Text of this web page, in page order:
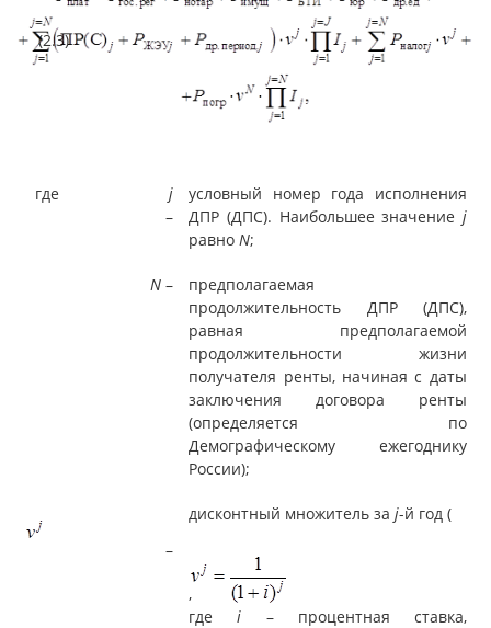
(2.3)
где j
–
условный номер года исполнения
ДПР (ДПС). Наибольшее значение j
равноN;
N–
предполагаемая
продолжительность ДПР (ДПС),
равная предполагаемой
продолжительности жизни
получателя ренты, начиная с даты
заключения договора ренты
(определяется по
Демографическому ежегоднику
России);
–
дисконтный множитель заj-й год (
,
гдеi – процентная ставка,